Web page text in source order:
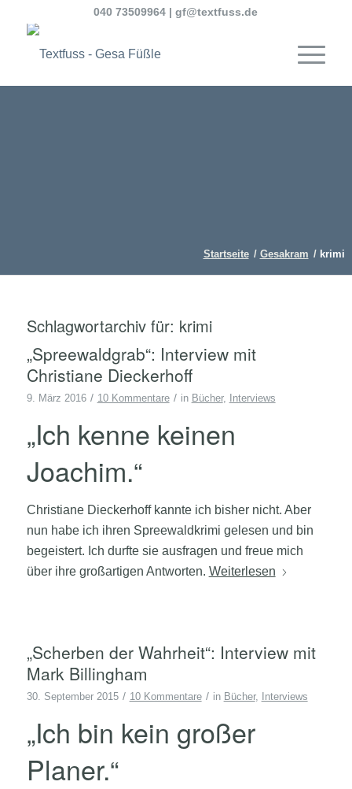
040 73509964 |gf@textfuss.de
Startseite / Gesakram / krimi
Schlagwortarchiv für: krimi
„Spreewaldgrab“: Interview mit
Christiane Dieckerhoff
9. März 2016 / 10 Kommentare / in Bücher, Interviews
„Ich kenne keinen
Joachim.“
Christiane Dieckerhoff kannte ich bisher nicht. Aber
nun habe ich ihren Spreewaldkrimi gelesen und bin
begeistert. Ich durfte sie ausfragen und freue mich
über ihre großartigen Antworten. Weiterlesen
„Scherben der Wahrheit“: Interview mit
Mark Billingham
30. September 2015 / 10 Kommentare / in Bücher, Interviews
„Ich bin kein großer
Planer.“